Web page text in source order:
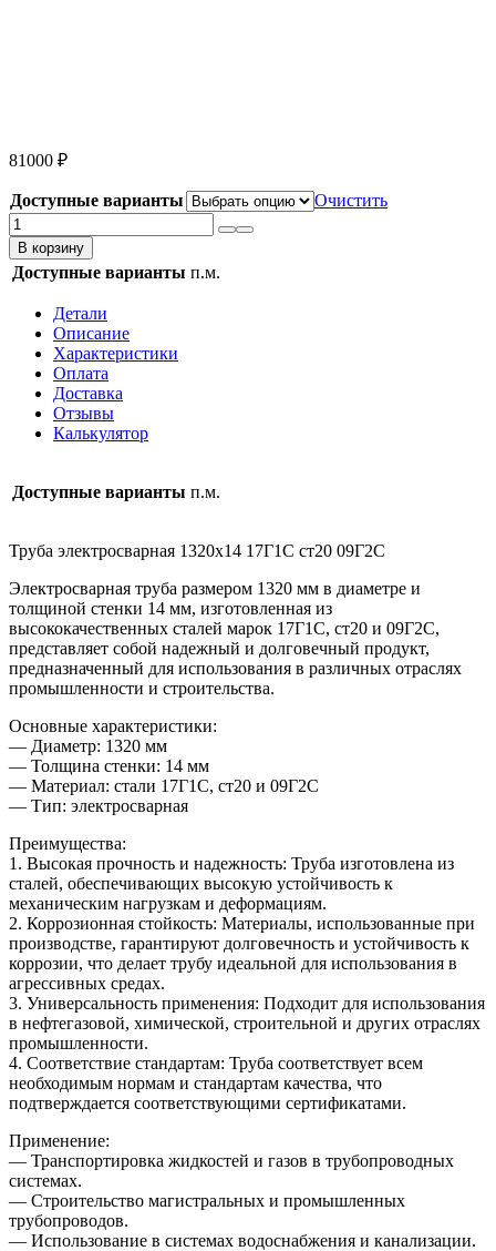
81000 ₽
Доступные варианты
Очистить
Количество
товара
Труба
электросварная
17Г1С
ст20
09Г2С
В корзину
Доступные варианты п.м.
Детали
Описание
Характеристики
Оплата
Доставка
Отзывы
Калькулятор
Доступные варианты п.м.
Труба электросварная 1320х14 17Г1С ст20 09Г2С
Электросварная труба размером 1320 мм в диаметре и
толщиной стенки 14 мм, изготовленная из
высококачественных сталей марок 17Г1С, ст20 и 09Г2С,
представляет собой надежный и долговечный продукт,
предназначенный для использования в различных отраслях
промышленности и строительства.
Основные характеристики:
— Диаметр: 1320 мм
— Толщина стенки: 14 мм
— Материал: стали 17Г1С, ст20 и 09Г2С
— Тип: электросварная
Преимущества:
1. Высокая прочность и надежность: Труба изготовлена из
сталей, обеспечивающих высокую устойчивость к
механическим нагрузкам и деформациям.
2. Коррозионная стойкость: Материалы, использованные при
производстве, гарантируют долговечность и устойчивость к
коррозии, что делает трубу идеальной для использования в
агрессивных средах.
3. Универсальность применения: Подходит для использования
в нефтегазовой, химической, строительной и других отраслях
промышленности.
4. Соответствие стандартам: Труба соответствует всем
необходимым нормам и стандартам качества, что
подтверждается соответствующими сертификатами.
Применение:
— Транспортировка жидкостей и газов в трубопроводных
системах.
— Строительство магистральных и промышленных
трубопроводов.
— Использование в системах водоснабжения и канализации.